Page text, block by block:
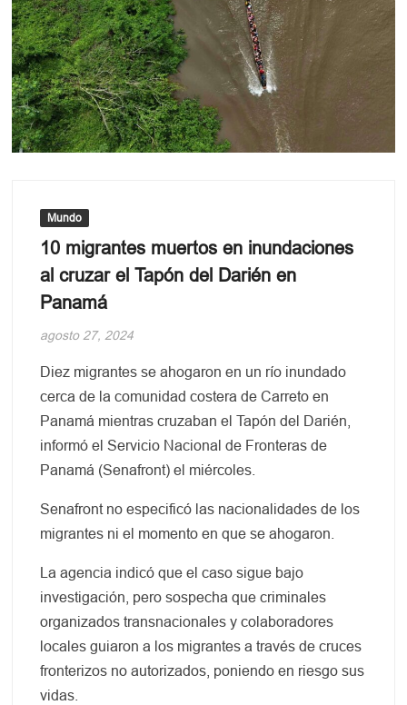
Mundo
10 migrantes muertos en inundaciones
al cruzar el Tapón del Darién en
Panamá
agosto 27, 2024
Diez migrantes se ahogaron en un río inundado
cerca de la comunidad costera de Carreto en
Panamá mientras cruzaban el Tapón del Darién,
informó el Servicio Nacional de Fronteras de
Panamá (Senafront) el miércoles.
Senafront no especificó las nacionalidades de los
migrantes ni el momento en que se ahogaron.
La agencia indicó que el caso sigue bajo
investigación, pero sospecha que criminales
organizados transnacionales y colaboradores
locales guiaron a los migrantes a través de cruces
fronterizos no autorizados, poniendo en riesgo sus
vidas.